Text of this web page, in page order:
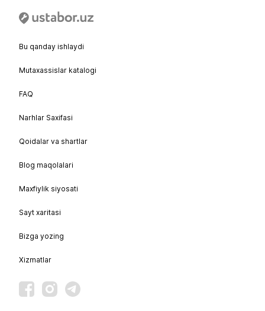
Bu qanday ishlaydi
Mutaxassislar katalogi
FAQ
Narhlar Saxifasi
Qoidalar va shartlar
Blog maqolalari
Maxfiylik siyosati
Sayt xaritasi
Bizga yozing
Xizmatlar